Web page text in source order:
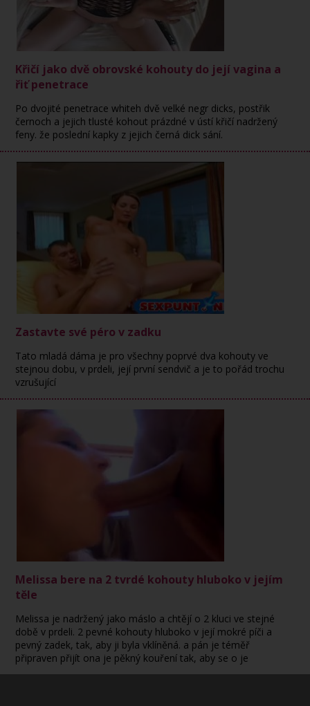
Křičí jako dvě obrovské kohouty do její vagina a
řiť penetrace
Po dvojité penetrace whiteh dvě velké negr dicks, postřik
černoch a jejich tlusté kohout prázdné v ústí křičí nadržený
feny. že poslední kapky z jejich černá dick sání.
Zastavte své péro v zadku
Tato mladá dáma je pro všechny poprvé dva kohouty ve
stejnou dobu, v prdeli, její první sendvič a je to pořád trochu
vzrušující
Melissa bere na 2 tvrdé kohouty hluboko v jejím
těle
Melissa je nadržený jako máslo a chtějí o 2 kluci ve stejné
době v prdeli. 2 pevné kohouty hluboko v její mokré píči a
pevný zadek, tak, aby ji byla vklíněná. a pán je téměř
připraven přijít ona je pěkný kouření tak, aby se o je